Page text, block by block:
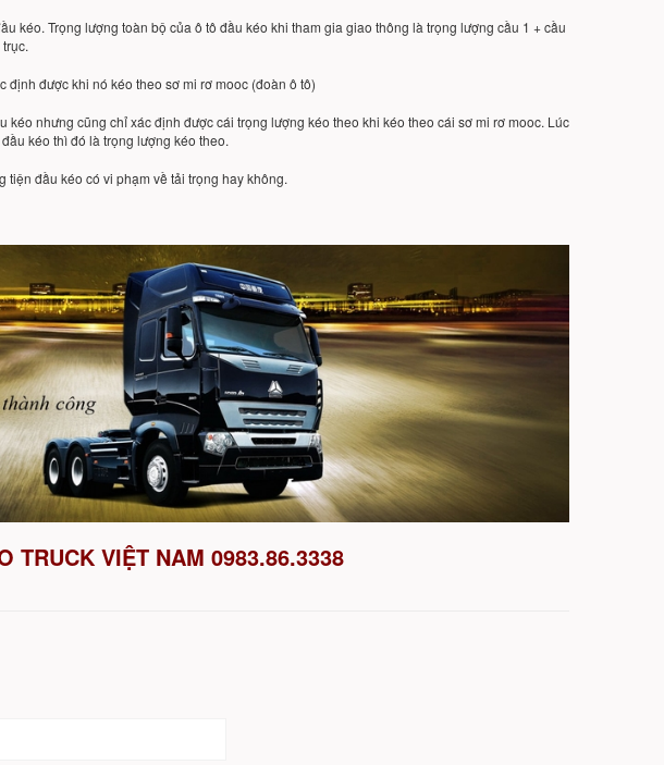
kéo. Trọng lượng toàn bộ của ô tô đầu kéo khi tham gia giao thông là trọng lượng cầu 1 + cầu
được khi nó kéo theo sơ mi rơ mooc (đoàn ô tô)
kéo nhưng cũng chỉ xác định được cái trọng lượng kéo theo khi kéo theo cái sơ mi rơ mooc. Lúc
kéo thì đó là trọng lượng kéo theo.
đầu kéo có vi phạm về tải trọng hay không.
TRUCK VIỆT NAM 0983.86.3338